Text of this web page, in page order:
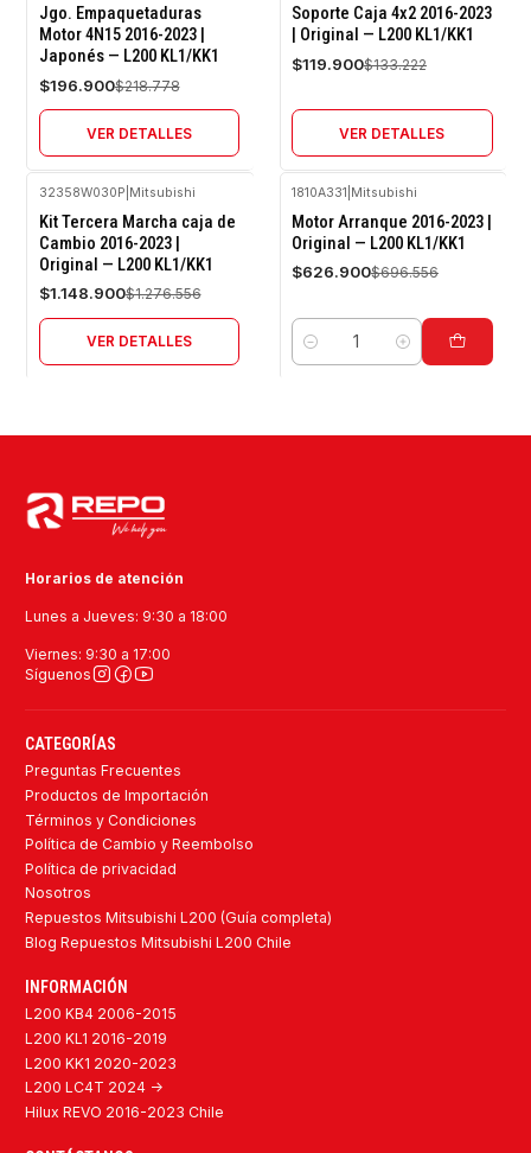
-10%
OFF
Agotado
Jgo. Empaquetaduras
Motor 4N15 2016-2023 |
Japonés — L200 KL1/KK1
$196.900$218.778
VER DETALLES
-10%
OFF
Soporte Caja 4x2 2016-2023
| Original — L200 KL1/KK1
$119.900$133.222
VER DETALLES
-10%
OFF
Agotado
32358W030P Mitsubishi
Kit Tercera Marcha caja de
Cambio 2016-2023 |
Original — L200 KL1/KK1
$1.148.900$1.276.556
VER DETALLES
-10%
OFF
1810A331 Mitsubishi
Motor Arranque 2016-2023 |
Original — L200 KL1/KK1
$626.900$696.556
Cantidad
Horarios de atención
Lunes a Jueves: 9:30 a 18:00
Viernes: 9:30 a 17:00
Síguenos
CATEGORÍAS
Preguntas Frecuentes
Productos de Importación
Términos y Condiciones
Política de Cambio y Reembolso
Política de privacidad
Nosotros
Repuestos Mitsubishi L200 (Guía completa)
Blog Repuestos Mitsubishi L200 Chile
INFORMACIÓN
L200 KB4 2006-2015
L200 KL1 2016-2019
L200 KK1 2020-2023
L200 LC4T 2024 ->
Hilux REVO 2016-2023 Chile